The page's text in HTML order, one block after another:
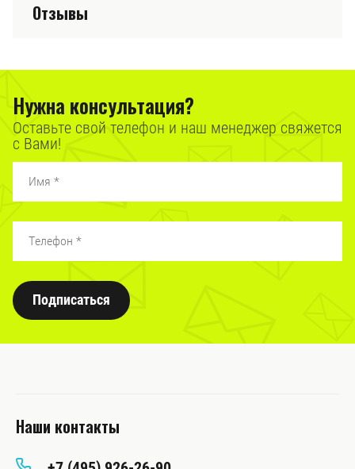
Отзывы
Нужна консультация?
Оставьте свой телефон и наш менеджер свяжется
с Вами!
Подписаться
Наши контакты